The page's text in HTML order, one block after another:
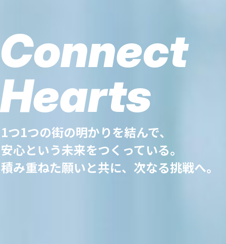
Connect
Hearts
1つ1つの街の明かりを結んで、
安心という未来をつくっている。
積み重ねた願いと共に、次なる挑戦へ。
Connect
Hearts
1つ1つの街の明かりを結んで、
安心という未来をつくっている。
積み重ねた願いと共に、次なる挑戦へ。
Connect
Hearts
1つ1つの街の明かりを結んで、
安心という未来をつくっている。
積み重ねた願いと共に、次なる挑戦へ。